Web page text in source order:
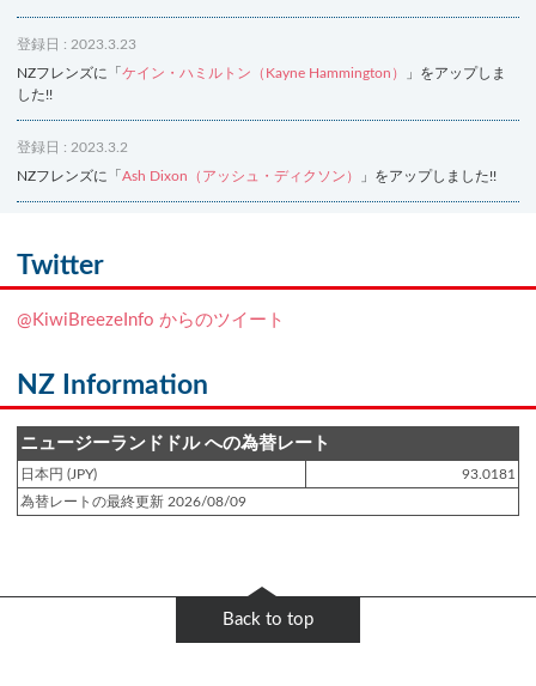
登録日 : 2023.3.23
NZフレンズに「 ケイン・ハミルトン（Kayne Hammington）
」をアップしま
した!!
登録日 : 2023.3.2
NZフレンズに「 Ash Dixon（アッシュ・ディクソン） 」をアップしました!!
NZフレンズに「
登録日 : 2019.4.10
登録日 : 2019.2.28
NZクッキングに「ニュージーランド産キウイの酢の物
登録日 : 2019.2.4
Twitter
@KiwiBreezeInfo からのツイート
NZ Information
ニュージーランドドル への為替レート
日本円 (JPY)
93.0181
為替レートの最終更新 2026/08/09
Back to top